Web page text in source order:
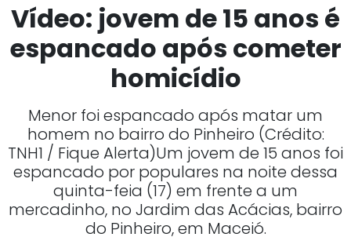
Vídeo: jovem de 15 anos é
espancado após cometer
homicídio
Menor foi espancado após matar um
homem no bairro do Pinheiro (Crédito:
TNH1 / Fique Alerta)Um jovem de 15 anos foi
espancado por populares na noite dessa
quinta-feia (17) em frente a um
mercadinho, no Jardim das Acácias, bairro
do Pinheiro, em Maceió.